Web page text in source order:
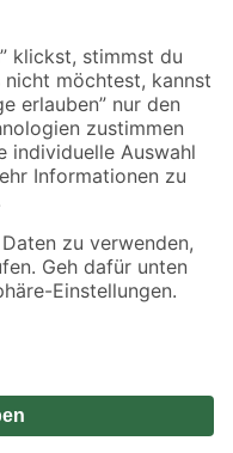
Angebote sind unter
Verfügbarkeiten beziehen
Artikel mit Speditionsversand, hier
Vertrag widerrufen